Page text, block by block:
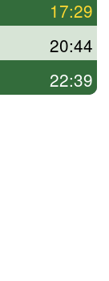
17:29
20:44
22:39